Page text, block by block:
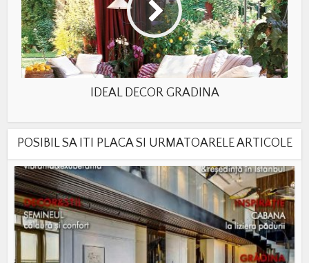
IDEAL DECOR GRADINA
POSIBIL SA ITI PLACA SI URMATOARELE ARTICOLE